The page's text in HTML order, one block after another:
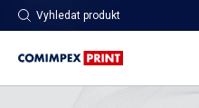
Vyhledat produkt